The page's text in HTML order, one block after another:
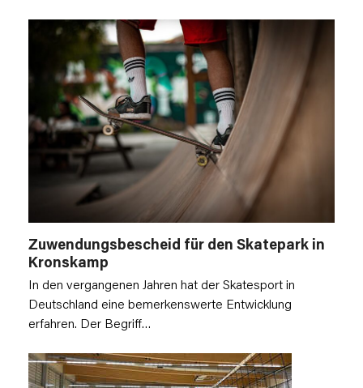
Zuwendungsbescheid für den Skatepark in
Kronskamp
In den vergangenen Jahren hat der Skatesport in
Deutschland eine bemerkenswerte Entwicklung
erfahren. Der Begriff…